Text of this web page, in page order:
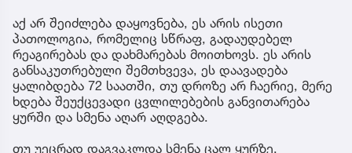
აქ არ შეიძლება დაყოვნება, ეს არის ისეთი
პათოლოგია, რომელიც სწრაფ, გადაუდებელ
რეაგირებას და დახმარებას მოითხოვს. ეს არის
განსაკუთრებული შემთხვევა, ეს დაავადება
ყალიბდება 72 საათში, თუ დროზე არ ჩაერიე, მერე
ხდება შეუქცევადი ცვლილებების განვითარება
ყურში და სმენა აღარ აღდგება.
თუ უეცრად დაგვაკლდა სმენა ცალ ყურზე,